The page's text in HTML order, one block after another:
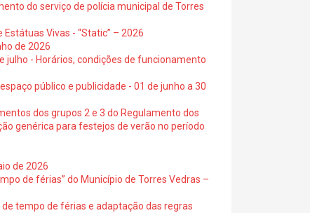
do serviço de polícia municipal de Torres
Vivas - “Static” – 2026
de 2026
julho - Horários, condições de funcionamento
público e publicidade - 01 de junho a 30
dos grupos 2 e 3 do Regulamento dos
genérica para festejos de verão no período
de 2026
de férias” do Município de Torres Vedras –
tempo de férias e adaptação das regras